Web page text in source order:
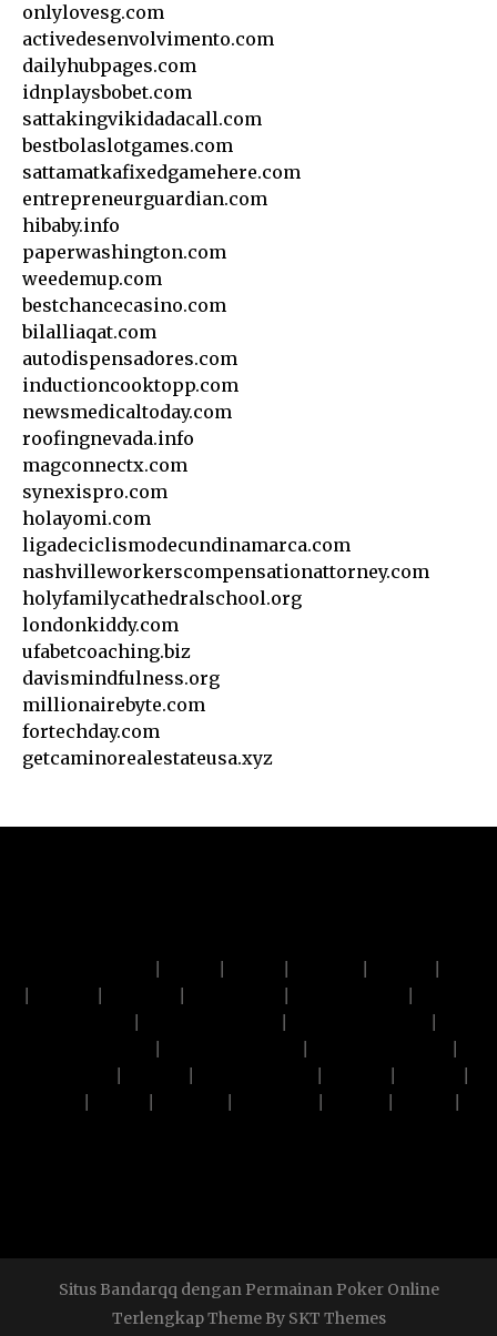
onlylovesg.com
activedesenvolvimento.com
dailyhubpages.com
idnplaysbobet.com
sattakingvikidadacall.com
bestbolaslotgames.com
sattamatkafixedgamehere.com
entrepreneurguardian.com
hibaby.info
paperwashington.com
weedemup.com
bestchancecasino.com
bilalliaqat.com
autodispensadores.com
inductioncooktopp.com
newsmedicaltoday.com
roofingnevada.info
magconnectx.com
synexispro.com
holayomi.com
ligadeciclismodecundinamarca.com
nashvilleworkerscompensationattorney.com
holyfamilycathedralschool.org
londonkiddy.com
ufabetcoaching.biz
davismindfulness.org
millionairebyte.com
fortechday.com
getcaminorealestateusa.xyz
| | | | |
|
| | | |
| |
|
| |
|
| | | |
|
| | | | |
|
Situs Bandarqq dengan Permainan Poker Online
Terlengkap Theme By SKT Themes